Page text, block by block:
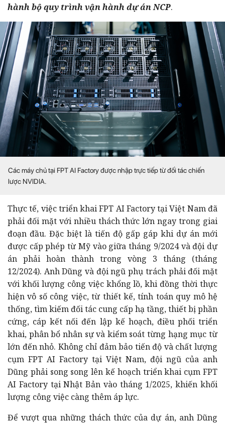
hành bộ quy trình vận hành dự án NCP.
Các máy chủ tại FPT AI Factory được nhập trực tiếp từ đối tác chiến
lược NVIDIA.
Thực tế, việc triển khai FPT AI Factory tại Việt Nam đã
phải đối mặt với nhiều thách thức lớn ngay trong giai
đoạn đầu. Đặc biệt là tiến độ gấp gáp khi dự án mới
được cấp phép từ Mỹ vào giữa tháng 9/2024 và đội dự
án phải hoàn thành trong vòng 3 tháng (tháng
12/2024). Anh Dũng và đội ngũ phụ trách phải đối mặt
với khối lượng công việc khổng lồ, khi đồng thời thực
hiện vô số công việc, từ thiết kế, tính toán quy mô hệ
thống, tìm kiếm đối tác cung cấp hạ tầng, thiết bị phần
cứng, cáp kết nối đến lập kế hoạch, điều phối triển
khai, phân bổ nhân sự và kiểm soát từng hạng mục từ
lớn đến nhỏ. Không chỉ đảm bảo tiến độ và chất lượng
cụm FPT AI Factory tại Việt Nam, đội ngũ của anh
Dũng phải song song lên kế hoạch triển khai cụm FPT
AI Factory tại Nhật Bản vào tháng 1/2025, khiến khối
lượng công việc càng thêm áp lực.
Để vượt qua những thách thức của dự án, anh Dũng